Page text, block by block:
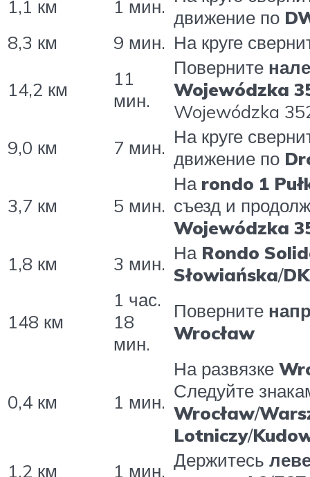
1,1 км
1 мин. движение по
8,3 км
9 мин. На круге
14,2 км
11
мин.
Поверните
Wojewódzka
Wojewódzka
9,0 км
7 мин. На круге
движение по
3,7 км 5 мин.
На rondo 1
съезд и
Wojewódzka
1,8 км
3 мин. На Rondo
Słowiańska/
148 км
1 час.
18
мин.
Поверните
Wrocław
0,4 км 1 мин.
На развязке
Следуйте
Wrocław/
Lotniczy/
1,2 км
1 мин. Держитесь